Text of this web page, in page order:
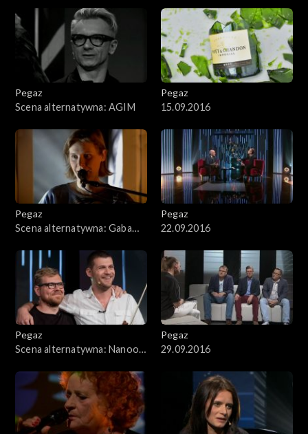
Pegaz
Scena alternatywna: AGIM
Pegaz
15.09.2016
Pegaz
Scena alternatywna: Gaba
Pegaz
22.09.2016
Pegaz
Scena alternatywna: Nanook
Pegaz
29.09.2016